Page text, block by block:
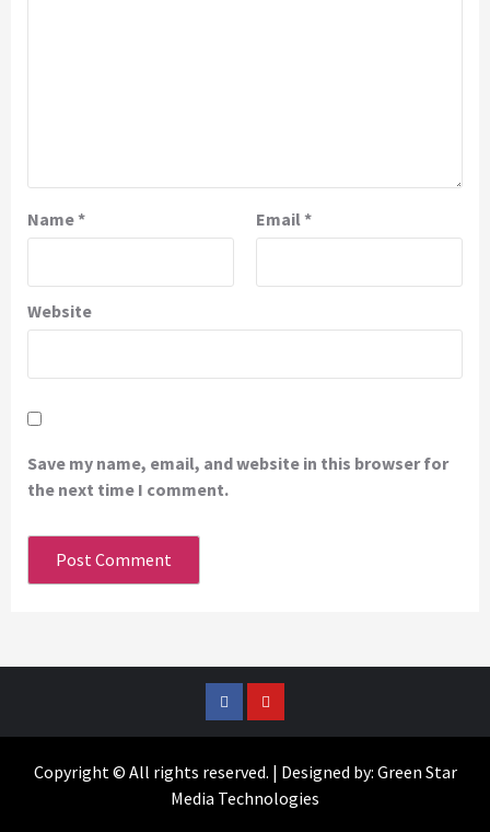
Name* Email *
Website
Save my name, email, and website in this browser for
the next time I comment.
FacebookYouTube
Copyright © All rights reserved. | Designed by: Green Star
Media Technologies